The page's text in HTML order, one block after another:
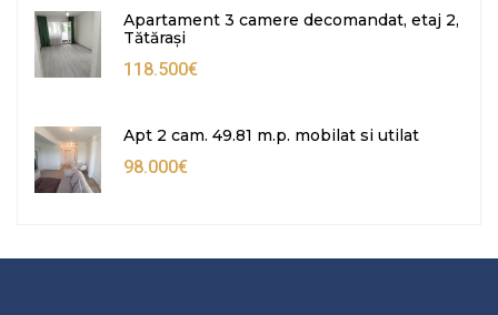
Apartament 3 camere decomandat, etaj 2,
Tătărași
118.500€
Apt 2 cam. 49.81 m.p. mobilat si utilat
98.000€